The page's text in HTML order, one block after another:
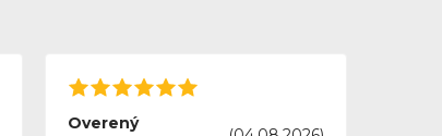
Overený